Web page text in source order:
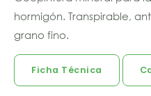
hormigón. Transpirable,
grano fino.
Ficha Técnica